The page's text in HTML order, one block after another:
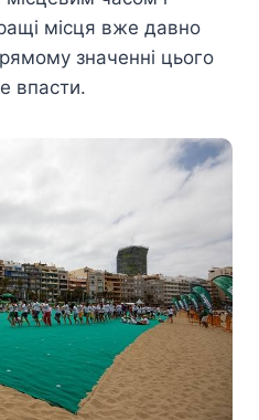
місця вже давно
значенні цього
впасти.